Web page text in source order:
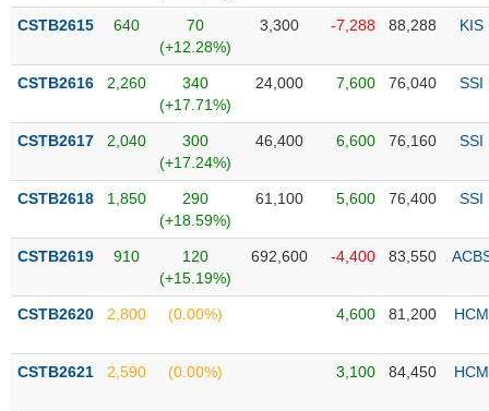
Cổ
chi
tiết
Tổng
quan
Giao
dịch
Tài
chính
Phân
tích
thuật
CSTB2615 640
70
(+12.28%)
3,300 -7,288 88,288 KIS
CSTB2616 2,260
340
(+17.71%)
24,000 7,600 76,040 SSI
CSTB2617 2,040
300
(+17.24%)
46,400 6,600 76,160 SSI
CSTB2618 1,850
290
(+18.59%)
61,100 5,600 76,400 SSI
CSTB2619 910
120
(+15.19%)
692,600 -4,400 83,550
CSTB2620 2,800 (0.00%) 4,600 81,200 HCM
CSTB2621 2,590 (0.00%) 3,100 84,450 HCM
MỚI
Ngành
(-)
VS-
LƯỢNG